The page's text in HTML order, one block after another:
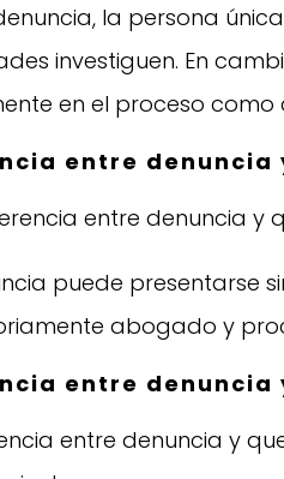
la persona
investiguen. En
en el proceso como
entre
entre denuncia y
puede presentarse
abogado y
entre denuncia
entre denuncia y